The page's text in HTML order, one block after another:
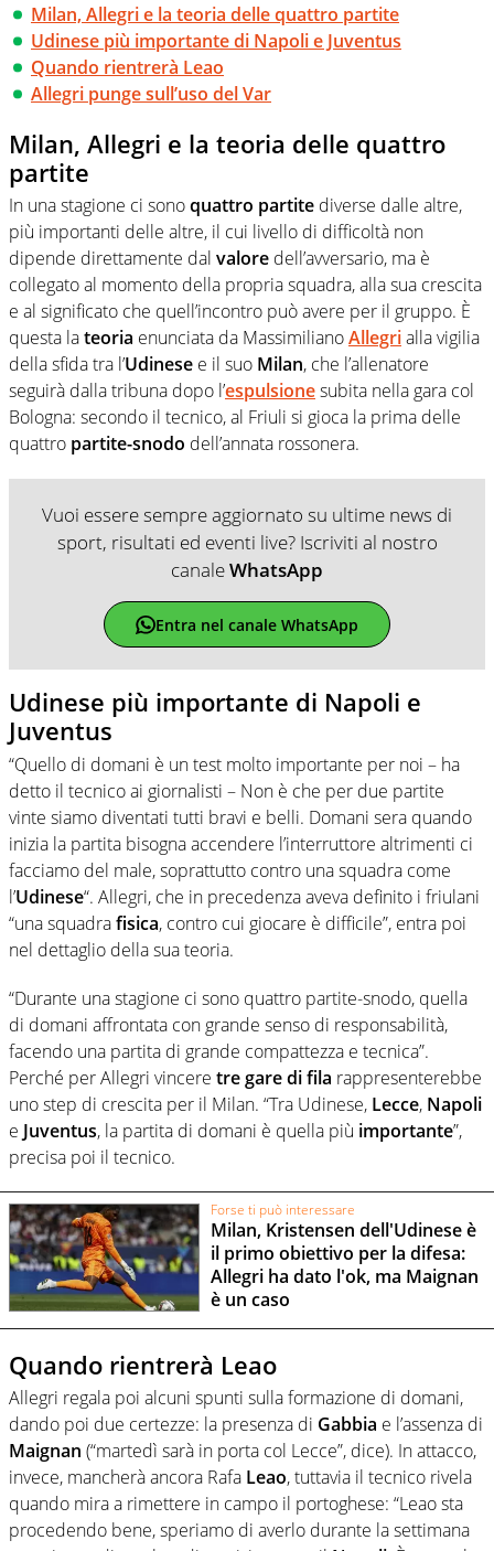
Milan, Allegri e la teoria delle quattro partite
Udinese più importante di Napoli e Juventus
Quando rientrerà Leao
Allegri punge sull’uso del Var
Milan, Allegri e la teoria delle quattro
partite
In una stagione ci sonoquattro partite diverse dalle altre,
più importanti delle altre, il cui livello di difficoltà non
dipende direttamente dal valore dell’avversario, ma è
collegato al momento della propria squadra, alla sua crescita
e al significato che quell’incontro può avere per il gruppo. È
questa lateoria enunciata da MassimilianoAllegrialla vigilia
della sfida tra l’Udinese e il suo Milan, che l’allenatore
seguirà dalla tribuna dopo l’espulsionesubita nella gara col
Bologna: secondo il tecnico, al Friuli si gioca la prima delle
quattro partite-snodo dell’annata rossonera.
Vuoi essere sempre aggiornato su ultime news di
sport, risultati ed eventi live? Iscriviti al nostro
canaleWhatsApp
Entra nel canale WhatsApp
Udinese più importante di Napoli e
Juventus
“Quello di domani è un test molto importante per noi – ha
detto il tecnico ai giornalisti – Non è che per due partite
vinte siamo diventati tutti bravi e belli. Domani sera quando
inizia la partita bisogna accendere l’interruttore altrimenti ci
facciamo del male, soprattutto contro una squadra come
l’Udinese“. Allegri, che in precedenza aveva definito i friulani
“una squadrafisica, contro cui giocare è difficile”, entra poi
nel dettaglio della sua teoria.
“Durante una stagione ci sono quattro partite-snodo, quella
di domani affrontata con grande senso di responsabilità,
facendo una partita di grande compattezza e tecnica”.
Perché per Allegri vincere tre gare di fila rappresenterebbe
uno step di crescita per il Milan. “Tra Udinese, Lecce, Napoli
e Juventus, la partita di domani è quella più importante”,
precisa poi il tecnico.
Forse ti può interessare
Milan, Kristensen dell'Udinese è
il primo obiettivo per la difesa:
Allegri ha dato l'ok, ma Maignan
è un caso
Quando rientrerà Leao
Allegri regala poi alcuni spunti sulla formazione di domani,
dando poi due certezze: la presenza di Gabbia e l’assenza di
Maignan (“martedì sarà in porta col Lecce”, dice). In attacco,
invece, mancherà ancora Rafa Leao, tuttavia il tecnico rivela
quando mira a rimettere in campo il portoghese: “Leao sta
procedendo bene, speriamo di averlo durante la settimana